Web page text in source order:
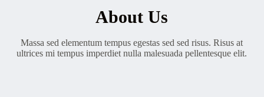
About Us
Massa sed elementum tempus egestas sed sed risus. Risus at
ultrices mi tempus imperdiet nulla malesuada pellentesque elit.